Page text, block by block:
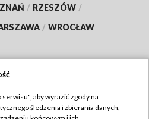
/ RZESZÓW /
/ WROCŁAW
TVP
aby wyrazić zgody na
śledzenia i zbierania danych,